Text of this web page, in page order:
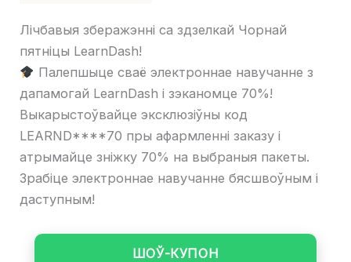
Лічбавыя зберажэнні са здзелкай Чорнай
пятніцы LearnDash!
Палепшыце сваё электроннае навучанне з
дапамогай LearnDash і зэканомце 70%!
Выкарыстоўвайце эксклюзіўны код
LEARND****70 пры афармленні заказу і
атрымайце зніжку 70% на выбраныя пакеты.
Зрабіце электроннае навучанне бясшвоўным і
даступным!
ШОЎ-КУПОН